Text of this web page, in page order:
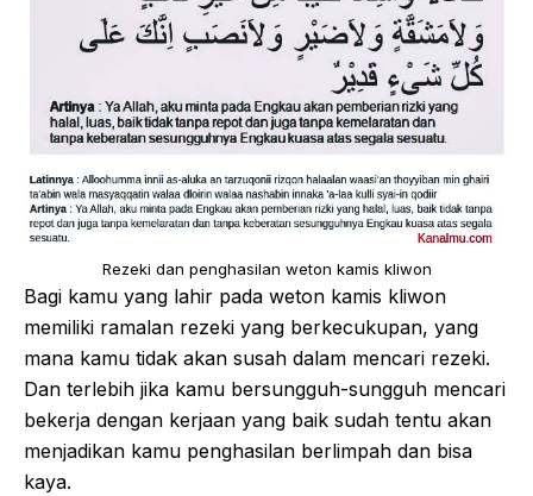
Rezeki dan penghasilan weton kamis kliwon
Bagi kamu yang lahir pada weton kamis kliwon
memiliki ramalan rezeki yang berkecukupan, yang
mana kamu tidak akan susah dalam mencari rezeki.
Dan terlebih jika kamu bersungguh-sungguh mencari
bekerja dengan kerjaan yang baik sudah tentu akan
menjadikan kamu penghasilan berlimpah dan bisa
kaya.